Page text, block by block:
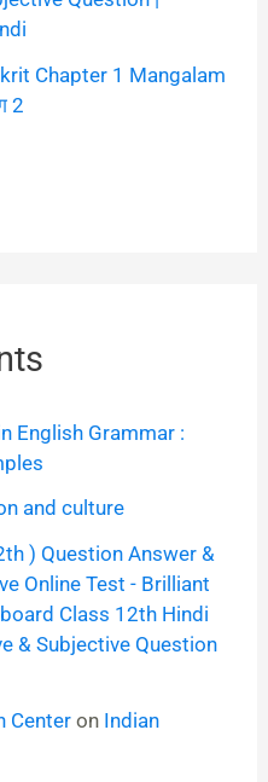
Chapter 1 Mangalam
2
English Grammar :
and culture
) Question Answer &
Online Test - Brilliant
Class 12th Hindi
& Subjective Question
Center on Indian